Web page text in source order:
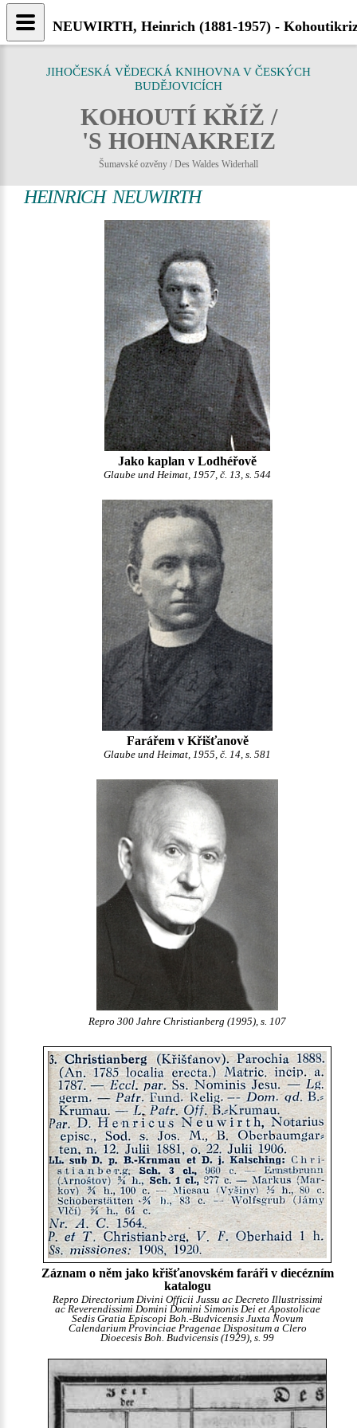
JIHOČESKÁ VĚDECKÁ KNIHOVNA V ČESKÝCH
BUDĚJOVICÍCH
KOHOUTÍ KŘÍŽ /
'S HOHNAKREIZ
Šumavské ozvěny / Des Waldes Widerhall
HEINRICH NEUWIRTH
Jako kaplan v Lodhéřově
Glaube und Heimat, 1957, č. 13, s. 544
Farářem v Křišťanově
Glaube und Heimat, 1955, č. 14, s. 581
Repro 300 Jahre Christianberg (1995), s. 107
Záznam o něm jako křišťanovském faráři v diecézním
katalogu
Repro Directorium Divini Officii Jussu ac Decreto Illustrissimi
ac Reverendissimi Domini Domini Simonis Dei et Apostolicae
Sedis Gratia Episcopi Boh.-Budvicensis Juxta Novum
Calendarium Provinciae Pragenae Dispositum a Clero
Dioecesis Boh. Budvicensis (1929), s. 99
NEUWIRTH, Heinrich (1881-1957) -